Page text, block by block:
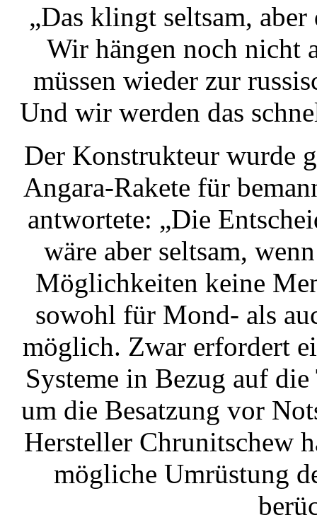
„Das klingt seltsam,
Wir hängen noch nicht
müssen wieder zur
Und wir werden das
Der Konstrukteur wurde
Angara-Rakete für
antwortete: „Die
wäre aber seltsam,
Möglichkeiten keine
sowohl für Mond- als
möglich. Zwar erfordert
Systeme in Bezug auf
um die Besatzung vor
Hersteller Chrunitschew
mögliche Umrüstung